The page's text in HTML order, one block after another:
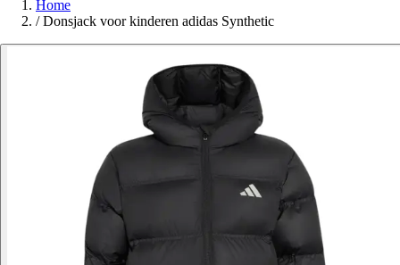
Home
/ Donsjack voor kinderen adidas Synthetic